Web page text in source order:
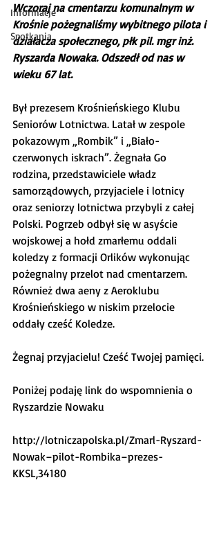
Informacje
Spotkania
Wczoraj na cmentarzu komunalnym w
Krośnie pożegnaliśmy wybitnego pilota i
działacza społecznego, płk pil. mgr inż.
Ryszarda Nowaka. Odszedł od nas w
wieku 67 lat.
Był prezesem Krośnieńskiego Klubu
Seniorów Lotnictwa. Latał w zespole
pokazowym „Rombik” i „Biało-
czerwonych iskrach”. Żegnała Go
rodzina, przedstawiciele władz
samorządowych, przyjaciele i lotnicy
oraz seniorzy lotnictwa przybyli z całej
Polski. Pogrzeb odbył się w asyście
wojskowej a hołd zmarłemu oddali
koledzy z formacji Orlików wykonując
pożegnalny przelot nad cmentarzem.
Również dwa aeny z Aeroklubu
Krośnieńskiego w niskim przelocie
oddały cześć Koledze.
Żegnaj przyjacielu! Cześć Twojej pamięci.
Poniżej podaję link do wspomnienia o
Ryszardzie Nowaku
http://lotniczapolska.pl/Zmarl-Ryszard-
Nowak–pilot-Rombika–prezes-
KKSL,34180